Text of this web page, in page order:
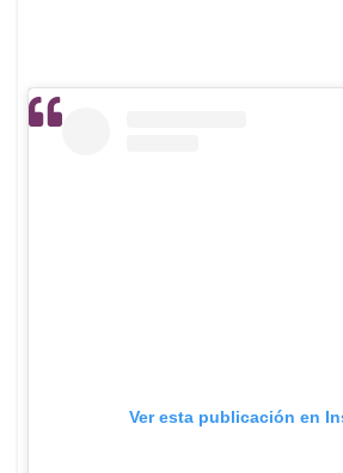
Ver esta publicación en